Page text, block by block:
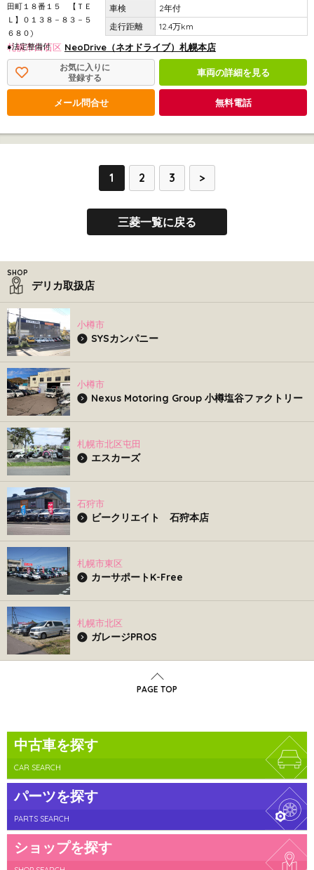
田町１８番１５ 【ＴＥ
Ｌ】０１３８－８３－５
６８０)
●法定整備付
2年付
12.4万km
札幌市白石区 NeoDrive（ネオドライブ）札幌本店
お気に入りに
登録する
車両の詳細を見る
メール問合せ 無料電話
1 2 3 >
三菱一覧に戻る
デリカ取扱店
小樽市
SYSカンパニー
小樽市
Nexus Motoring Group 小樽塩谷ファクトリー
札幌市北区屯田
エスカーズ
石狩市
ビークリエイト 石狩本店
札幌市東区
カーサポートK-Free
札幌市北区
ガレージPROS
PAGE TOP
中古車を探す
CAR SEARCH
パーツを探す
PARTS SEARCH
ショップを探す